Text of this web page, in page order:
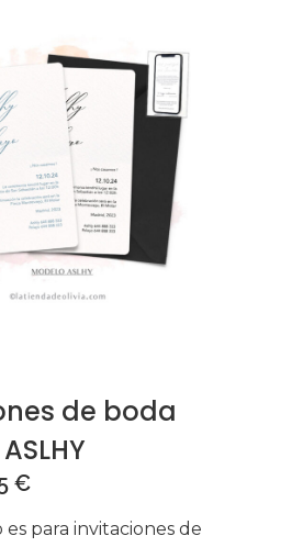
de boda
€
para invitaciones de